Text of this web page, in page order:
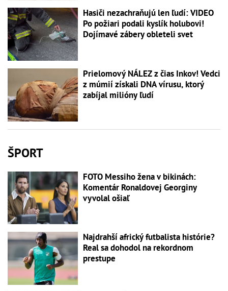
Hasiči nezachraňujú len ľudí: VIDEO
Po požiari podali kyslík holubovi!
Dojímavé zábery obleteli svet
Prielomový NÁLEZ z čias Inkov! Vedci
z múmií získali DNA vírusu, ktorý
zabíjal milióny ľudí
ŠPORT
FOTO Messiho žena v bikinách:
Komentár Ronaldovej Georginy
vyvolal ošiaľ
Najdrahší africký futbalista histórie?
Real sa dohodol na rekordnom
prestupe